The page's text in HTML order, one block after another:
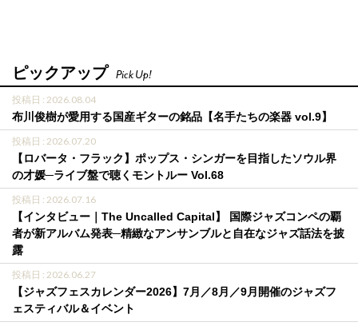
ピックアップ Pick Up!
投稿日 : 2026.08.04
布川俊樹が愛用する国産ギターの銘品【名手たちの楽器 vol.9】
投稿日 : 2026.07.20
【ロバータ・フラック】ポップス・シンガーを目指したソウル界
の才媛─ライブ盤で聴くモントルー Vol.68
投稿日 : 2026.07.16
【インタビュー｜The Uncalled Capital】 国際ジャズコンペの覇
者が新アルバム発表─精緻なアンサンブルと自在なジャズ話法を披
露
投稿日 : 2026.06.27
【ジャズフェスカレンダー2026】7月／8月／9月開催のジャズフ
ェスティバル＆イベント